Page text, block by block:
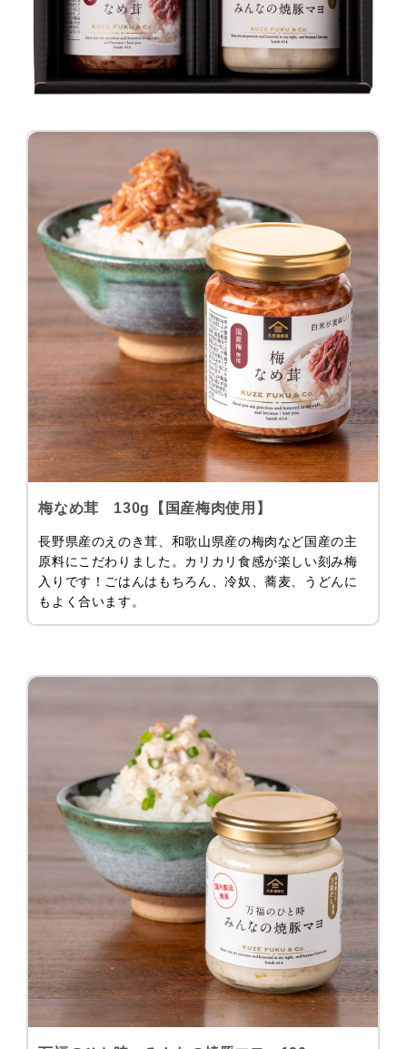
梅なめ茸 130g【国産梅肉使用】
長野県産のえのき茸、和歌山県産の梅肉など国産の主
原料にこだわりました。カリカリ食感が楽しい刻み梅
入りです！ごはんはもちろん、冷奴、蕎麦、うどんに
もよく合います。